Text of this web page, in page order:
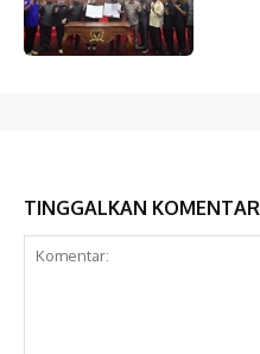
TINGGALKAN KOMENTAR